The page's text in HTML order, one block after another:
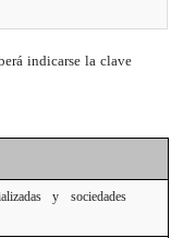
indicarse la clave
y sociedades